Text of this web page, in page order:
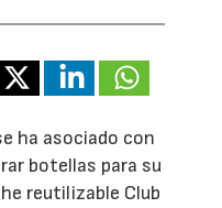
ha asociado con
botellas para su
reutilizable Club